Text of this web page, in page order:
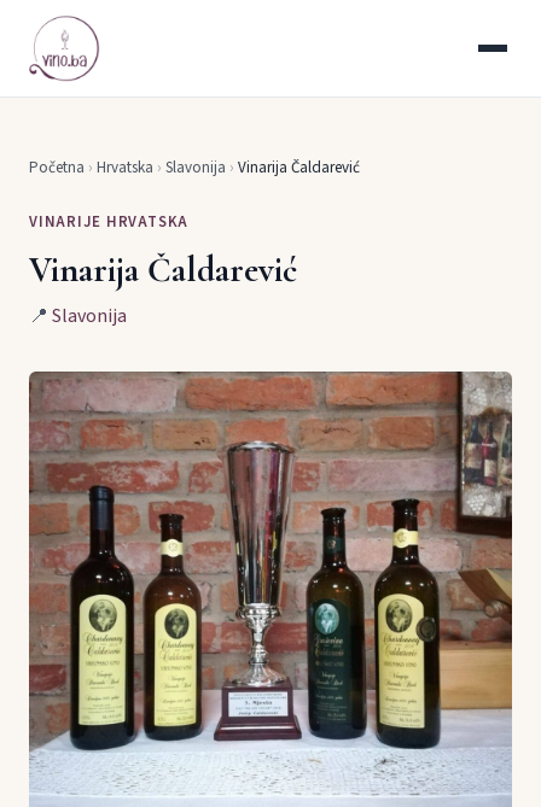
Početna › Hrvatska › Slavonija › Vinarija Čaldarević
VINARIJE HRVATSKA
Vinarija Čaldarević
📍 Slavonija